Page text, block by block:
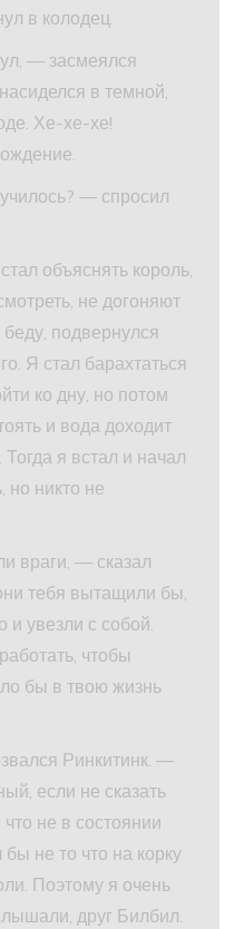
в колодец.
— засмеялся
в темной,
Хе-хе-хе!
— спросил
объяснять король,
не догоняют
подвернулся
Я стал барахтаться
ко дну, но потом
и вода доходит
я встал и начал
но никто не
враги, — сказал
тебя вытащили бы,
и увезли с собой.
чтобы
бы в твою жизнь
Ринкитинк. —
если не сказать
не в состоянии
не то что на корку
Поэтому я очень
друг Билбил.